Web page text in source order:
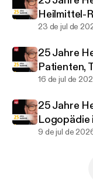
Heilmittel-
braucht -
23 de jul de
25 Jahre
Patienten,
verändert
16 de jul de
25 Jahre
Logopädie
kann -
9 de jul de